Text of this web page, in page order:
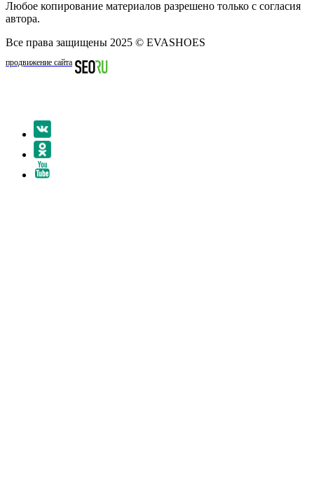
Любое копирование материалов разрешено только с согласия
автора.
Все права защищены 2025 © EVASHOES
продвижение сайта